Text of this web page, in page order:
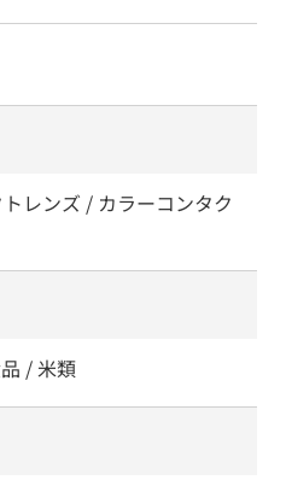
レンズ / カラーコンタク
/ 米類